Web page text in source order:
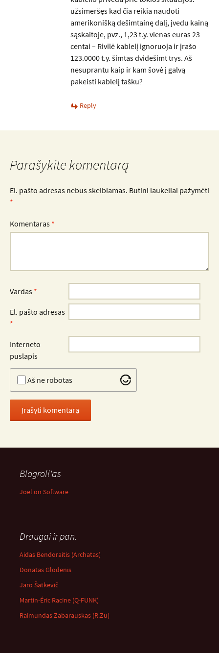
užsimeršęs kad čia reikia naudoti
amerikonišką dešimtainę dalį, įvedu kainą
sąskaitoje, pvz., 1,23 t.y. vienas euras 23
centai – Rivilė kablelį ignoruoja ir įrašo
123.0000 t.y. šimtas dvidešimt trys. Aš
nesuprantu kaip ir kam šovė į galvą
pakeisti kablelį tašku?
Reply
Parašykite komentarą
El. pašto adresas nebus skelbiamas. Būtini laukeliai pažymėti
*
Komentaras *
Vardas *
El. pašto adresas
*
Interneto
puslapis
Aš ne robotas
Blogroll'as
Joel on Software
Draugai ir pan.
Aidas Bendoraitis (Archatas)
Donatas Glodenis
Jaro Šatkevič
Martin-Éric Racine (Q-FUNK)
Raimundas Zabarauskas (R.Zu)